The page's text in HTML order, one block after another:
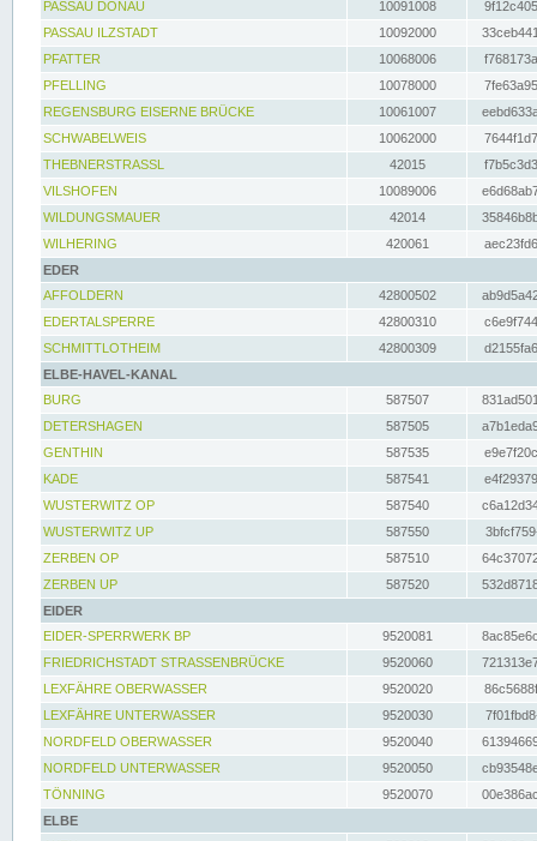
PASSAU DONAU
10091008
PASSAU ILZSTADT
10092000
PFATTER
10068006
PFELLING
10078000
REGENSBURG EISERNE BRÜCKE
10061007
SCHWABELWEIS
10062000
THEBNERSTRASSL
42015
VILSHOFEN
10089006
WILDUNGSMAUER
42014
WILHERING
420061
EDER
AFFOLDERN
42800502
EDERTALSPERRE
42800310
SCHMITTLOTHEIM
42800309
ELBE-HAVEL-KANAL
BURG
587507
DETERSHAGEN
587505
GENTHIN
587535
KADE
587541
WUSTERWITZ OP
587540
WUSTERWITZ UP
587550
ZERBEN OP
587510
ZERBEN UP
587520
EIDER
EIDER-SPERRWERK BP
9520081
FRIEDRICHSTADT STRASSENBRÜCKE
9520060
LEXFÄHRE OBERWASSER
9520020
LEXFÄHRE UNTERWASSER
9520030
NORDFELD OBERWASSER
9520040
NORDFELD UNTERWASSER
9520050
TÖNNING
9520070
ELBE